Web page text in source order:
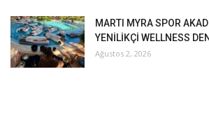
MARTI MYRA SPOR
YENİLİKÇİ WELLNESS
Ağustos 2, 2026